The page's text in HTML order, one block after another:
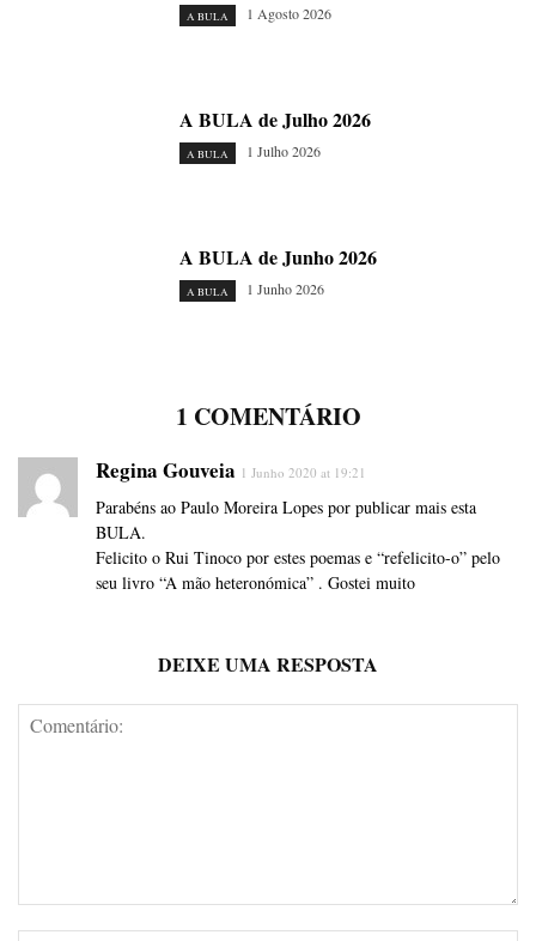
A BULA 1 Agosto 2026
A BULA de Julho 2026
A BULA 1 Julho 2026
A BULA de Junho 2026
A BULA 1 Junho 2026
1 COMENTÁRIO
Regina Gouveia 1 Junho 2020 at 19:21
Parabéns ao Paulo Moreira Lopes por publicar mais esta
BULA.
Felicito o Rui Tinoco por estes poemas e “refelicito-o” pelo
seu livro “A mão heteronómica” . Gostei muito
DEIXE UMA RESPOSTA